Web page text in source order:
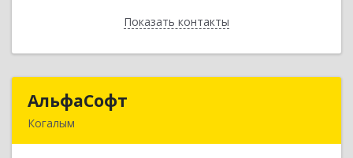
Показать контакты
Назад
АльфаСофт
Когалым